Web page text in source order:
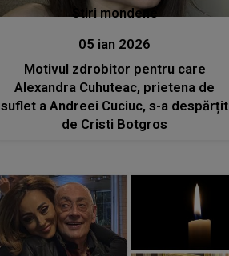
Stiri mondene
05 ian 2026
Motivul zdrobitor pentru care
Alexandra Cuhuteac, prietena de
suflet a Andreei Cuciuc, s-a despărțit
de Cristi Botgros